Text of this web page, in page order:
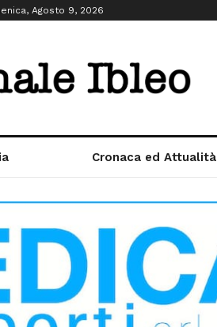
Agosto 9, 2026
Cronaca ed Attualità